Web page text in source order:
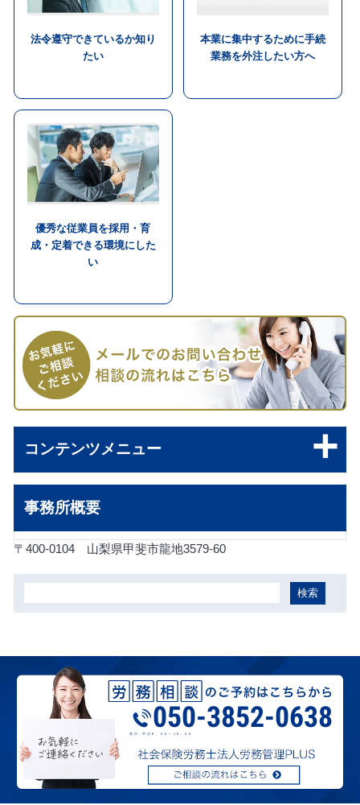
法令遵守できているか知り
たい
本業に集中するために手続
業務を外注したい方へ
優秀な従業員を採用・育
成・定着できる環境にした
い
コンテンツメニュー
事務所概要
〒400-0104 山梨県甲斐市龍地3579-60
050-3852-0638
受付：平日９：００～１8：００